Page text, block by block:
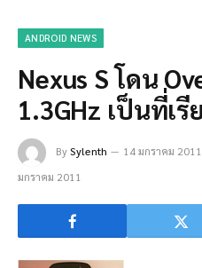
ANDROID NEWS
Nexus S โดน
1.3GHz เป็นที่เรี
BySylenth 14 มกราคม 2011
มกราคม 2011